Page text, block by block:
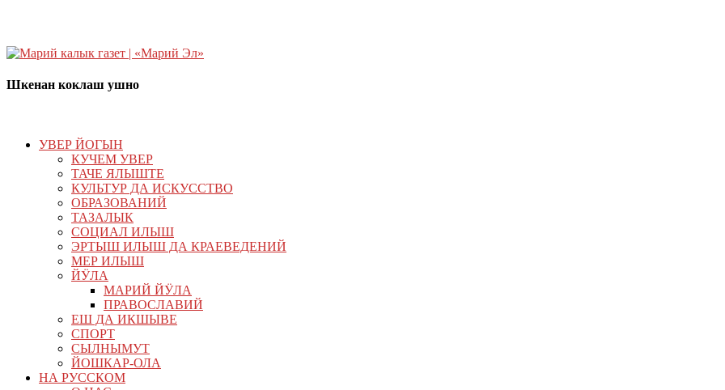
Шкенан коклаш ушно
УВЕР ЙОГЫН
КУЧЕМ УВЕР
ТАЧЕ ЯЛЫШТЕ
КУЛЬТУР ДА ИСКУССТВО
ОБРАЗОВАНИЙ
ТАЗАЛЫК
СОЦИАЛ ИЛЫШ
ЭРТЫШ ИЛЫШ ДА КРАЕВЕДЕНИЙ
МЕР ИЛЫШ
ЙӰЛА
МАРИЙ ЙӰЛА
ПРАВОСЛАВИЙ
ЕШ ДА ИКШЫВЕ
СПОРТ
СЫЛНЫМУТ
ЙОШКАР-ОЛА
НА РУССКОМ